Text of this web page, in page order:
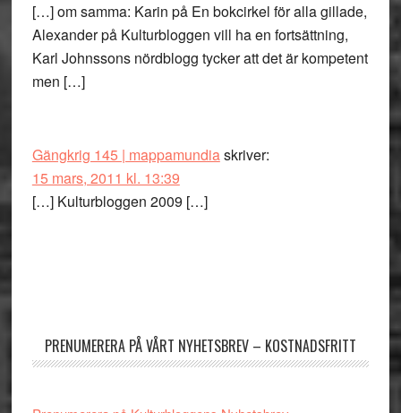
[…] om samma: Karin på En bokcirkel för alla gillade,
Alexander på Kulturbloggen vill ha en fortsättning,
Karl Johnssons nördblogg tycker att det är kompetent
men […]
Gängkrig 145 | mappamundiaskriver:
15 mars, 2011 kl. 13:39
[…] Kulturbloggen 2009 […]
PRENUMERERA PÅ VÅRT NYHETSBREV – KOSTNADSFRITT